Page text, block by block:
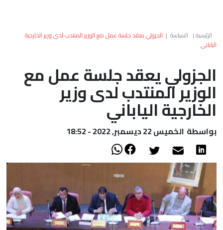
العالم
الصحراء
الرئيسية| السياسة | الجزولي يعقد جلسة عمل مع الوزير المنتدب لدى وزير الخارجية
الياباني
الجزولي يعقد جلسة عمل مع
الوزير المنتدب لدى وزير
الخارجية الياباني
بواسطة الخميس 22 ديسمبر, 2022 - 18:52